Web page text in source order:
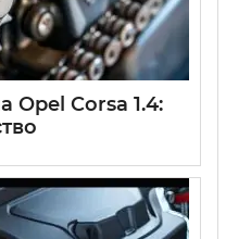
Opel Corsa 1.4: